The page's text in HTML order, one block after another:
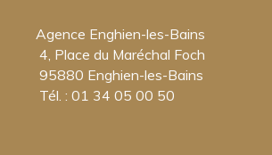
Agence Enghien-les-Bains
4, Place du Maréchal Foch
95880 Enghien-les-Bains
Tél. : 01 34 05 00 50